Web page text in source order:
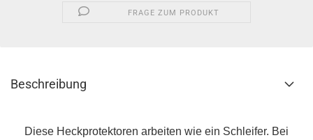
FRAGE ZUM PRODUKT
Beschreibung
Diese Heckprotektoren arbeiten wie ein Schleifer. Bei